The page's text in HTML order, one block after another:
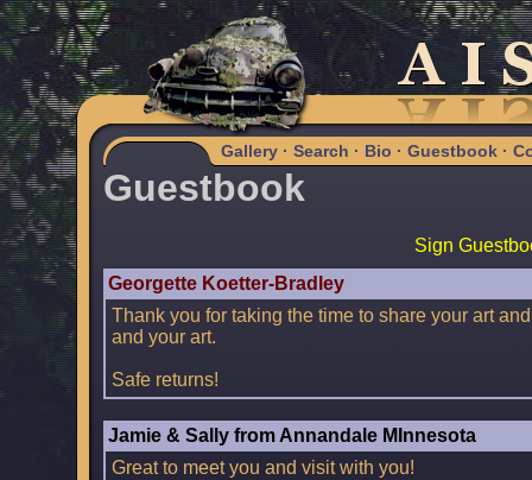
Gallery · Search · Bio · Guestbook ·
Guestbook
Sign
Georgette Koetter-Bradley
Thank you for taking the time to share your art
and your art.
Safe returns!
Jamie & Sally from Annandale MInnesota
Great to meet you and visit with you!